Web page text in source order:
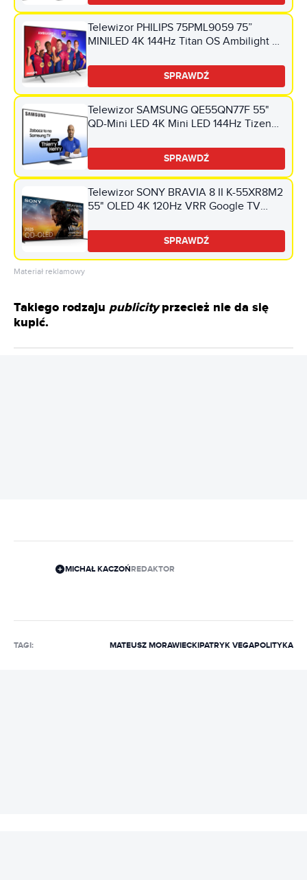
Telewizor PHILIPS 75PML9059 75”
MINILED 4K 144Hz Titan OS Ambilight 3
SPRAWDŹ
Telewizor SAMSUNG QE55QN77F 55"
QD-Mini LED 4K Mini LED 144Hz Tizen
SPRAWDŹ
Telewizor SONY BRAVIA 8 II K-55XR8M2
55" OLED 4K 120Hz VRR Google TV
SPRAWDŹ
Materiał reklamowy
Takiego rodzaju publicityprzecież nie da się
kupić.
MICHAŁ KACZOŃREDAKTOR
TAGI: MATEUSZ MORAWIECKIPATRYK VEGAPOLITYKA